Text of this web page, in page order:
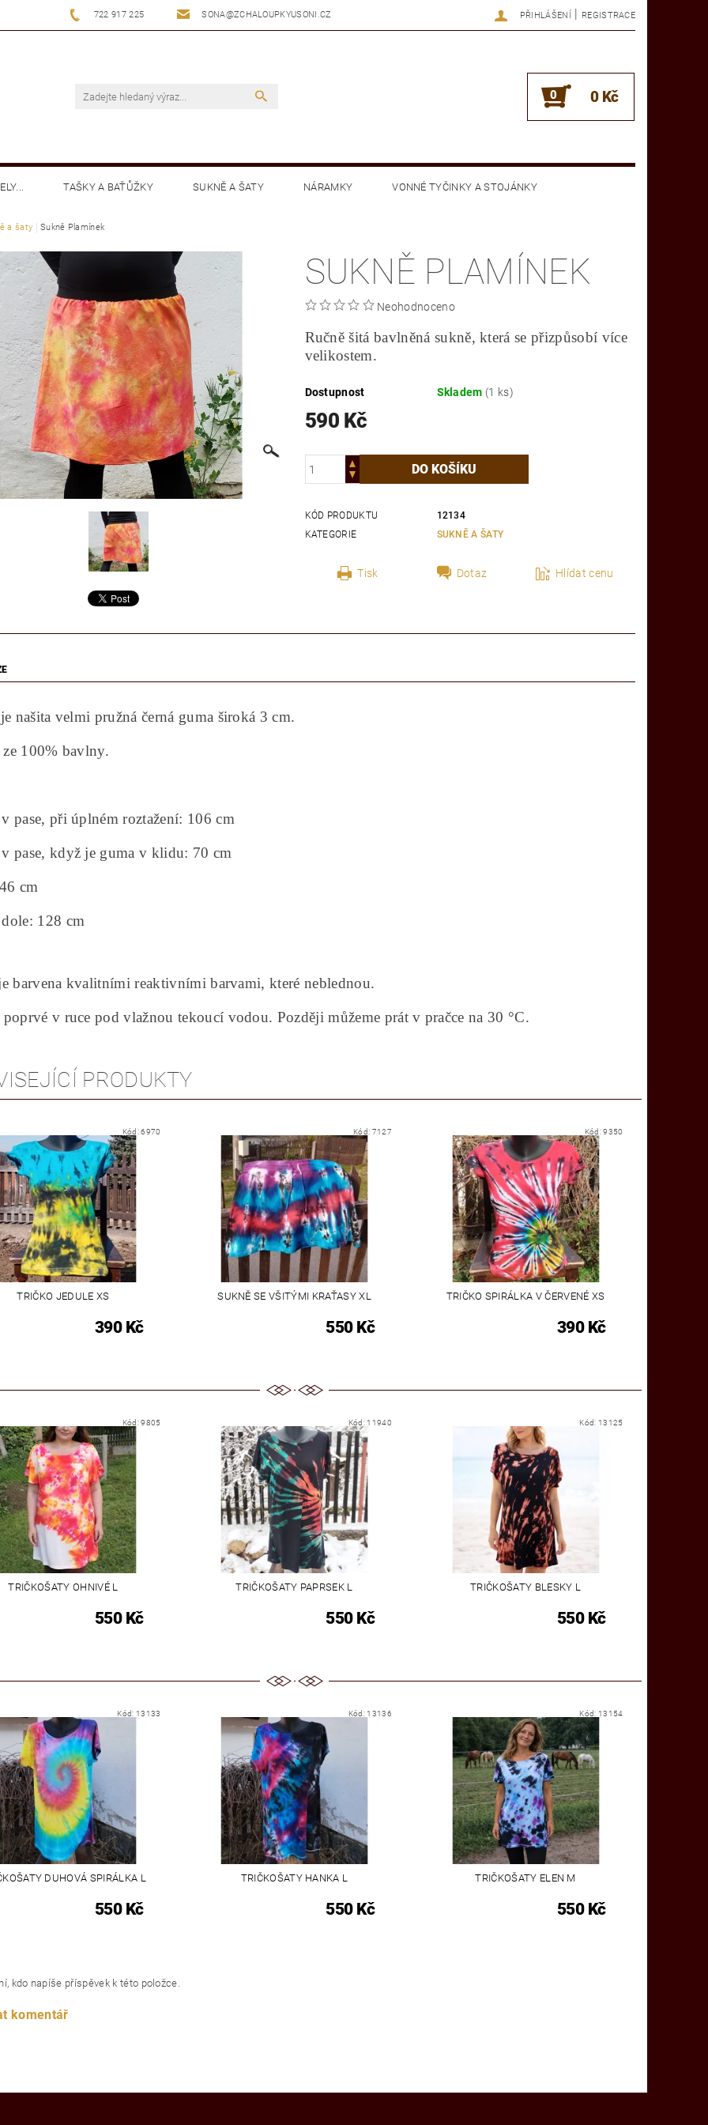
722 917 225 SONA@ZCHALOUPKYUSONI.CZ PŘIHLÁŠENÍ | REGISTRACE
0 0 Kč
TAŠKY A BAŤŮŽKY SUKNĚ A ŠATY NÁRAMKY VONNÉ TYČINKY A STOJÁNKY
KALHOTY
a šaty Sukně Plamínek
SUKNĚ PLAMÍNEK
Neohodnoceno
Ručně šitá bavlněná sukně, která se přizpůsobí více
velikostem.
Dostupnost Skladem (1 ks)
590 Kč
KÓD PRODUKTU
12134
KATEGORIE
SUKNĚ A ŠATY
Tisk Dotaz Hlídat cenu
našita velmi pružná černá guma široká 3 cm.
ze 100% bavlny.
pase, při úplném roztažení: 106 cm
pase, když je guma v klidu: 70 cm
cm
128 cm
barvena kvalitními reaktivními barvami, které neblednou.
poprvé v ruce pod vlažnou tekoucí vodou. Později můžeme prát v pračce na 30 °C.
PRODUKTY
Kód:6970
TRIČKO JEDULE XS
390 Kč
Kód: 7127
SUKNĚ SE VŠITÝMI KRAŤASY XL
550 Kč
Kód:9350
TRIČKO SPIRÁLKA V ČERVENÉ XS
390 Kč
Kód:9805
TRIČKOŠATY OHNIVÉ L
550 Kč
Kód: 11940
TRIČKOŠATY PAPRSEK L
550 Kč
Kód: 13125
TRIČKOŠATY BLESKY L
550 Kč
Kód: 13133
DUHOVÁ SPIRÁLKA L
550 Kč
Kód: 13136
TRIČKOŠATY HANKA L
550 Kč
Kód: 13154
TRIČKOŠATY ELEN M
550 Kč
kdo napíše příspěvek k této položce.
komentář